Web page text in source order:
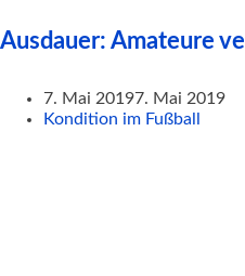
Ausdauer: Amateure
7. Mai 20197. Mai 2019
Kondition im Fußball